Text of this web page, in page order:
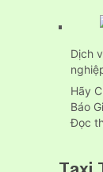
Dịch
Hãy
Báo
Đọc